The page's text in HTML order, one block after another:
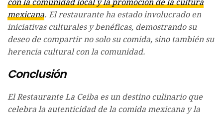
con la comunidad local y la promoción de la cultura
mexicana. El restaurante ha estado involucrado en
iniciativas culturales y benéficas, demostrando su
deseo de compartir no solo su comida, sino también su
herencia cultural con la comunidad.
Conclusión
El Restaurante La Ceiba es un destino culinario que
celebra la autenticidad de la comida mexicana y la